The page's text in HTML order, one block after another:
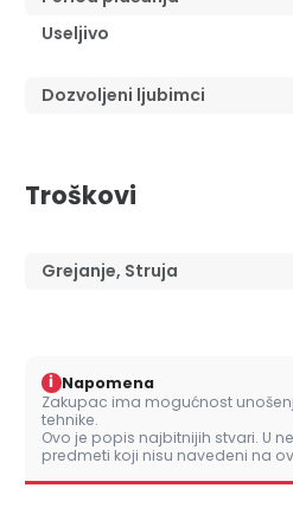
Useljivo
Dozvoljeni ljubimci
Troškovi
Grejanje, Struja
i Napomena
Zakupac ima mogućnost
tehnike.
Ovo je popis najbitnijih stvari. U
predmeti koji nisu navedeni na